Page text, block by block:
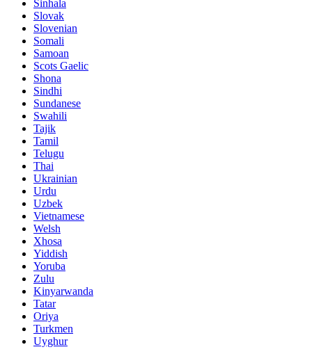
Sinhala
Slovak
Slovenian
Somali
Samoan
Scots Gaelic
Shona
Sindhi
Sundanese
Swahili
Tajik
Tamil
Telugu
Thai
Ukrainian
Urdu
Uzbek
Vietnamese
Welsh
Xhosa
Yiddish
Yoruba
Zulu
Kinyarwanda
Tatar
Oriya
Turkmen
Uyghur